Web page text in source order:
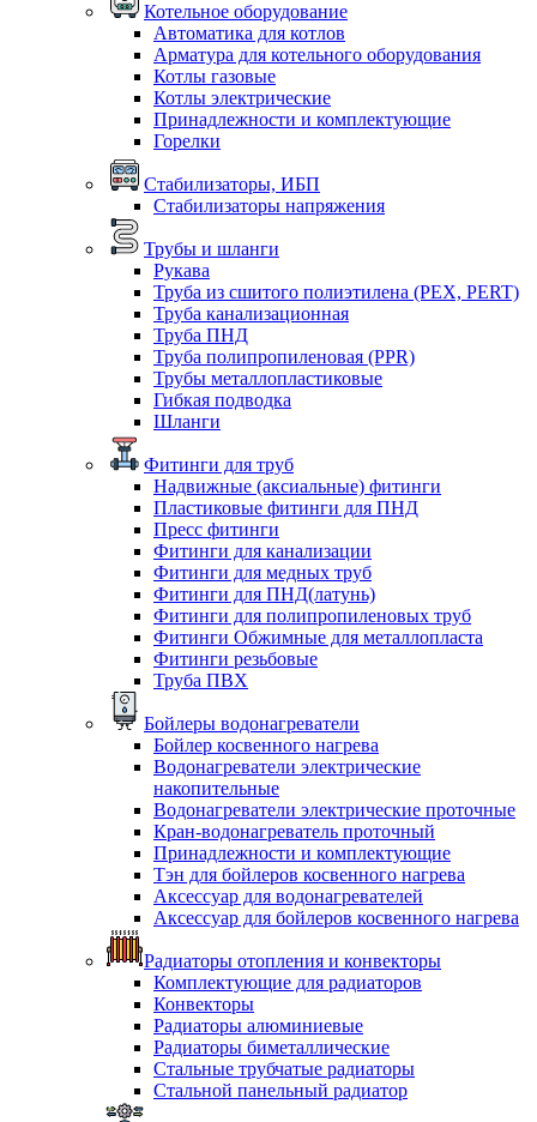
Котельное оборудование
Автоматика для котлов
Арматура для котельного оборудования
Котлы газовые
Котлы электрические
Принадлежности и комплектующие
Горелки
Стабилизаторы, ИБП
Стабилизаторы напряжения
Трубы и шланги
Рукава
Труба из сшитого полиэтилена (PEX, PERT)
Труба канализационная
Труба ПНД
Труба полипропиленовая (PPR)
Трубы металлопластиковые
Гибкая подводка
Шланги
Фитинги для труб
Надвижные (аксиальные) фитинги
Пластиковые фитинги для ПНД
Пресс фитинги
Фитинги для канализации
Фитинги для медных труб
Фитинги для ПНД(латунь)
Фитинги для полипропиленовых труб
Фитинги Обжимные для металлопласта
Фитинги резьбовые
Труба ПВХ
Бойлеры водонагреватели
Бойлер косвенного нагрева
Водонагреватели электрические
накопительные
Водонагреватели электрические проточные
Кран-водонагреватель проточный
Принадлежности и комплектующие
Тэн для бойлеров косвенного нагрева
Аксессуар для водонагревателей
Аксессуар для бойлеров косвенного нагрева
Радиаторы отопления и конвекторы
Комплектующие для радиаторов
Конвекторы
Радиаторы алюминиевые
Радиаторы биметаллические
Стальные трубчатые радиаторы
Стальной панельный радиатор